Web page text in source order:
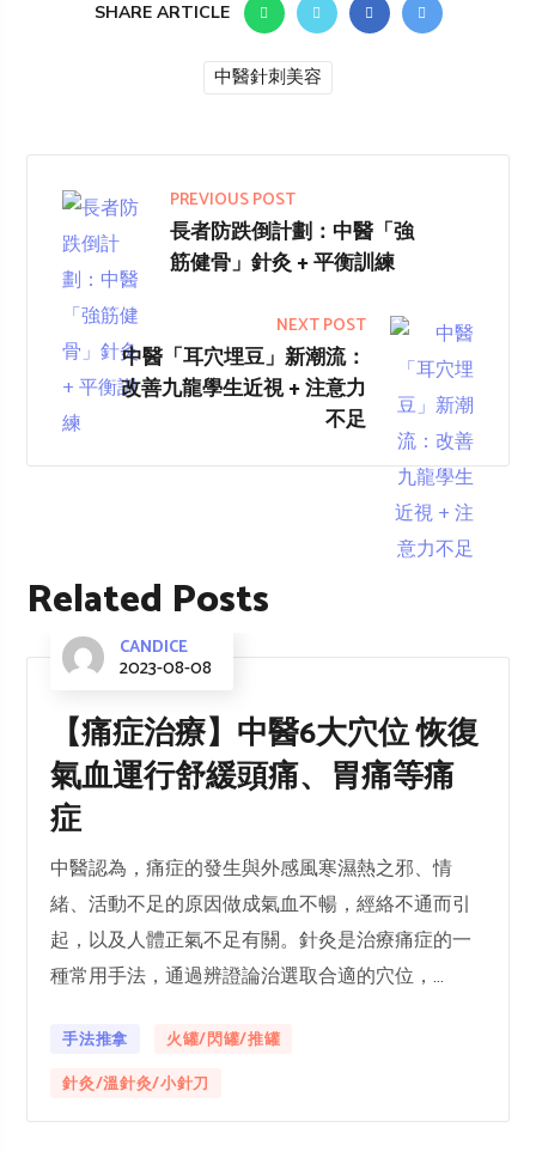
SHARE ARTICLE
中醫針刺美容
PREVIOUS POST
長者防跌倒計劃：中醫「強
筋健骨」針灸 + 平衡訓練
NEXT POST
中醫「耳穴埋豆」新潮流：
改善九龍學生近視 + 注意力
不足
Related Posts
CANDICE
2023-08-08
【痛症治療】中醫6大穴位 恢復
氣血運行舒緩頭痛、胃痛等痛
症
中醫認為，痛症的發生與外感風寒濕熱之邪、情
緒、活動不足的原因做成氣血不暢，經絡不通而引
起，以及人體正氣不足有關。針灸是治療痛症的一
種常用手法，通過辨證論治選取合適的穴位，...
手法推拿
火罐/閃罐/推罐
針灸/溫針灸/小針刀